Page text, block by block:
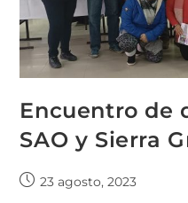
Encuentro de
SAO y Sierra
23 agosto, 2023